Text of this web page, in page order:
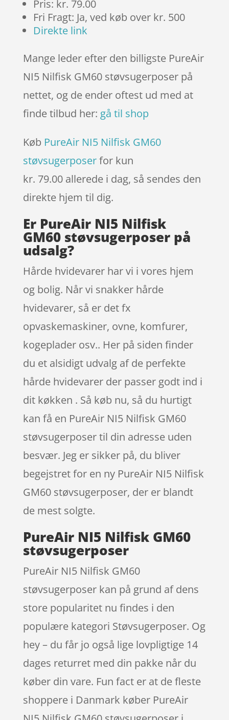
Pris: kr. 79.00
Fri Fragt: Ja, ved køb over kr. 500
Direkte link
Mange leder efter den billigste PureAir
NI5 Nilfisk GM60 støvsugerposer på
nettet, og de ender oftest ud med at
finde tilbud her: gå til shop
Køb PureAir NI5 Nilfisk GM60
støvsugerposerfor kun
kr. 79.00 allerede i dag, så sendes den
direkte hjem til dig.
Er PureAir NI5 Nilfisk
GM60 støvsugerposer på
udsalg?
Hårde hvidevarer har vi i vores hjem
og bolig. Når vi snakker hårde
hvidevarer, så er det fx
opvaskemaskiner, ovne, komfurer,
kogeplader osv.. Her på siden finder
du et alsidigt udvalg af de perfekte
hårde hvidevarer der passer godt ind i
dit køkken . Så køb nu, så du hurtigt
kan få en PureAir NI5 Nilfisk GM60
støvsugerposer til din adresse uden
besvær. Jeg er sikker på, du bliver
begejstret for en ny PureAir NI5 Nilfisk
GM60 støvsugerposer, der er blandt
de mest solgte.
PureAir NI5 Nilfisk GM60
støvsugerposer
PureAir NI5 Nilfisk GM60
støvsugerposer kan på grund af dens
store popularitet nu findes i den
populære kategori Støvsugerposer. Og
hey – du får jo også lige lovpligtige 14
dages returret med din pakke når du
køber din vare. Fun fact er at de fleste
shoppere i Danmark køber PureAir